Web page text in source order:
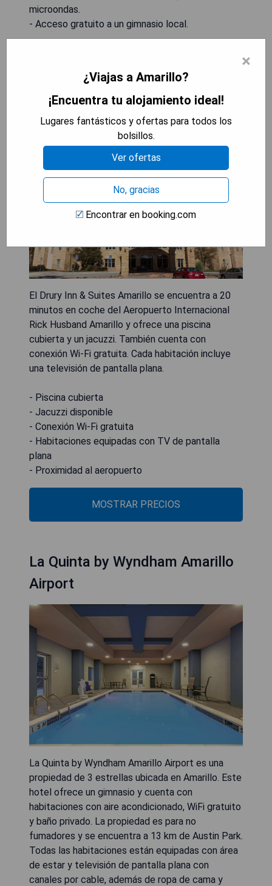
microondas.
- Acceso gratuito a un gimnasio local.
Drury Inn & Suites Amarillo
El Drury Inn & Suites Amarillo se encuentra a 20
minutos en coche del Aeropuerto Internacional
Rick Husband Amarillo y ofrece una piscina
cubierta y un jacuzzi. También cuenta con
conexión Wi-Fi gratuita. Cada habitación incluye
una televisión de pantalla plana.
- Piscina cubierta
- Jacuzzi disponible
- Conexión Wi-Fi gratuita
- Habitaciones equipadas con TV de pantalla
plana
- Proximidad al aeropuerto
MOSTRAR PRECIOS
La Quinta by Wyndham Amarillo
Airport
La Quinta by Wyndham Amarillo Airport es una
propiedad de 3 estrellas ubicada en Amarillo. Este
hotel ofrece un gimnasio y cuenta con
habitaciones con aire acondicionado, WiFi gratuito
y baño privado. La propiedad es para no
fumadores y se encuentra a 13 km de Austin Park.
Todas las habitaciones están equipadas con área
de estar y televisión de pantalla plana con
canales por cable, además de ropa de cama y
×
¿Viajas a Amarillo?
¡Encuentra tu alojamiento ideal!
Lugares fantásticos y ofertas para todos los
bolsillos.
Ver ofertas
No, gracias
Encontrar en booking.com